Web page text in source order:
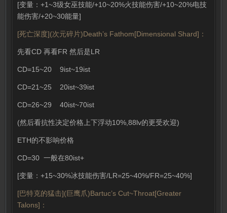
[变量：+1~3级女巫技能/+10~20%火技能伤害/+10~20%电技
能伤害/+20~30能量]
[死亡深度](次元碎片)Death’s Fathom[Dimensional Shard]：
先看CD 再看FR 然后是LR
CD=15~20 9ist~19ist
CD=21~25 20ist~39ist
CD=26~29 40ist~70ist
(然后看抗性决定价格上下浮动10%,88lv的更受欢迎)
ETH的不影响价格
CD=30 一般在80ist+
[变量：+15~30%冰技能伤害/LR=25~40%/FR=25~40%]
[巴特克的猛击](巨鹰爪)Bartuc’s Cut~Throat[Greater
Talons]：